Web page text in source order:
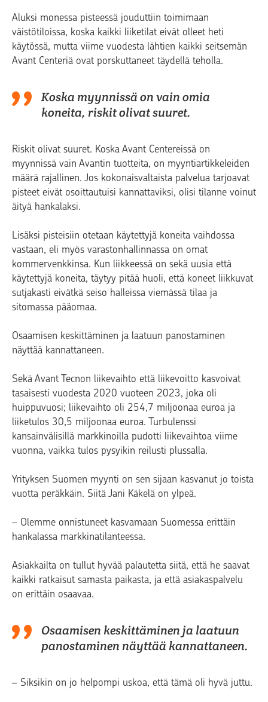
Aluksi monessa pisteessä jouduttiin toimimaan
väistötiloissa, koska kaikki liiketilat eivät olleet heti
käytössä, mutta viime vuodesta lähtien kaikki seitsemän
Avant Centeriä ovat porskuttaneet täydellä teholla.
Koska myynnissä on vain omia
koneita, riskit olivat suuret.
Riskit olivat suuret. Koska Avant Centereissä on
myynnissä vain Avantin tuotteita, on myyntiartikkeleiden
määrä rajallinen. Jos kokonaisvaltaista palvelua tarjoavat
pisteet eivät osoittautuisi kannattaviksi, olisi tilanne voinut
äityä hankalaksi.
Lisäksi pisteisiin otetaan käytettyjä koneita vaihdossa
vastaan, eli myös varastonhallinnassa on omat
kommervenkkinsa. Kun liikkeessä on sekä uusia että
käytettyjä koneita, täytyy pitää huoli, että koneet liikkuvat
sutjakasti eivätkä seiso halleissa viemässä tilaa ja
sitomassa pääomaa.
Osaamisen keskittäminen ja laatuun panostaminen
näyttää kannattaneen.
Sekä Avant Tecnon liikevaihto että liikevoitto kasvoivat
tasaisesti vuodesta 2020 vuoteen 2023, joka oli
huippuvuosi; liikevaihto oli 254,7 miljoonaa euroa ja
liiketulos 30,5 miljoonaa euroa. Turbulenssi
kansainvälisillä markkinoilla pudotti liikevaihtoa viime
vuonna, vaikka tulos pysyikin reilusti plussalla.
Yrityksen Suomen myynti on sen sijaan kasvanut jo toista
vuotta peräkkäin. Siitä Jani Käkelä on ylpeä.
– Olemme onnistuneet kasvamaan Suomessa erittäin
hankalassa markkinatilanteessa.
Asiakkailta on tullut hyvää palautetta siitä, että he saavat
kaikki ratkaisut samasta paikasta, ja että asiakaspalvelu
on erittäin osaavaa.
Osaamisen keskittäminen ja laatuun
panostaminen näyttää kannattaneen.
– Siksikin on jo helpompi uskoa, että tämä oli hyvä juttu.